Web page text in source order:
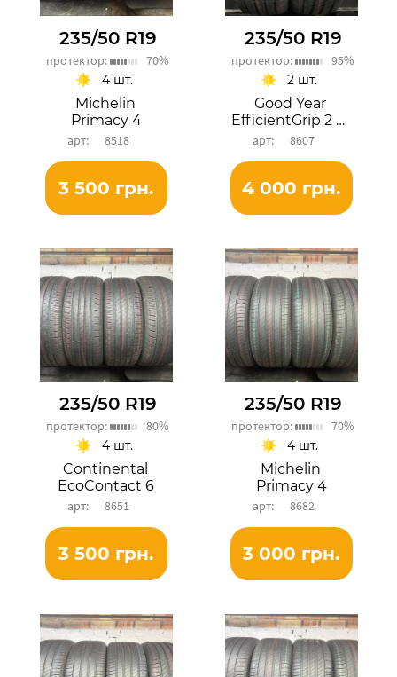
235/50 R19
протектор: 70%
Michelin
Primacy 4
8518
4 шт.
3 500 грн.
235/50 R19
протектор: 95%
Good Year
EfficientGrip 2 SUV
8607
2 шт.
4 000 грн.
235/50 R19
протектор: 80%
Continental
EcoContact 6
8651
4 шт.
3 500 грн.
235/50 R19
протектор: 70%
Michelin
Primacy 4
8682
4 шт.
3 000 грн.